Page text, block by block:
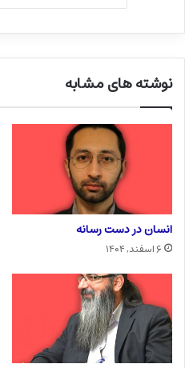
نوشته های مشابه
انسان در دست رسانه
۶ اسفند, ۱۴۰۴